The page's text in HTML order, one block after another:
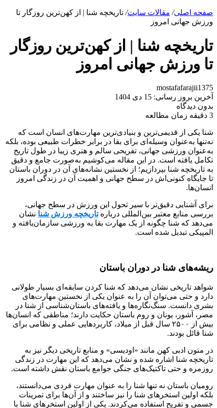
صفحه اصلی/ مقالات سایت/ تاریخچه شنا | از کهن‌ترین روزگار تا
ورزش جهانی امروز
تاریخچه شنا | از کهن‌ترین روزگار
تا ورزش جهانی امروز
mostafafarajii1375
آخرین بروز رسانی: 15 دی 1404
بدون دیدگاه
3 دقیقه زمان مطالعه
شنا یکی از قدیمی‌ترین و بنیادی‌ترین مهارت‌های انسان است که
نه‌تنها به‌عنوان وسیله‌ای برای بقا در برابر خطرات طبیعی بوده، بلکه
به‌عنوان ورزشی جهانی، تفریحی سالم و هنری زیبا در طول تاریخ
تکامل یافته است. در این مقاله می‌کوشیم به‌صورت جامع و دقیق
به تاریخچه شنا بپردازیم؛ از نخستین نشانه‌های آن در دوران باستان
تا جایگاه کنونی‌اش در سطح جهانی و اهمیت آن در زندگی امروز
انسان‌ها.
برای آشنایی دقیق‌تر با سیر تحول این ورزش در سطح جهانی،
بررسی منابع معتبر بین‌المللی دربارهتاریخچه ورزش شنا نشان
می‌دهد که شنا چگونه از یک مهارت بقا به ورزشی سازمان‌یافته و
المپیکی تبدیل شده است.
ریشه‌های شنا در دوران باستان
شواهد تاریخی نشان می‌دهد که شنا کردن سابقه‌ای بسیار طولانی
دارد و حتی می‌توان آن را به عنوان یکی از نخستین مهارت‌های
بشری دانست. سنگ‌نگاره‌ها و یافته‌های باستان‌شناسی از شنا در
مصر، آشور، یونان و روم باستان حکایت دارند؛ مناطقی که انسان‌ها
بیش از ۲۵۰۰ سال قبل از میلاد، کاربردهایی عملی و نظامی برای
شنا قائل بودند.
در متون ادبی کهن مانند «اودیسی» و منابع تاریخی دیگر نیز به
تاریخچه شنا اشاره شده و نشان می‌دهد که این مهارت در زندگی
روزمره و حتی تاکتیک‌های جنگی جوامع باستان نقش داشته است.
رومیان باستان نه تنها شنا را به ‌عنوان مهارت فردی می‌دانستند،
بلکه اولین استخرهای شنا را نیز ساختند و از آن‌ها برای تمرینات
جسمی و تفریح استفاده می‌کردند. یکی از اولین استخرهای شنا با